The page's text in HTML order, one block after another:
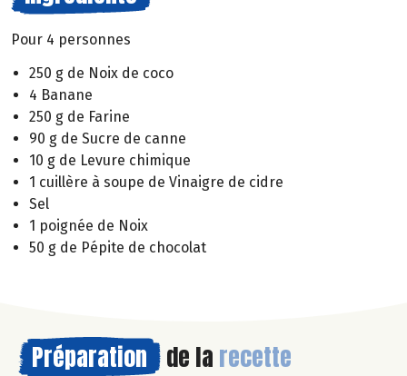
Pour 4 personnes
250 g de Noix de coco
4 Banane
250 g de Farine
90 g de Sucre de canne
10 g de Levure chimique
1 cuillère à soupe de Vinaigre de cidre
Sel
1 poignée de Noix
50 g de Pépite de chocolat
Préparation de la recette